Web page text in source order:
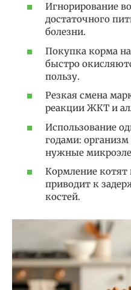
Игнорирование
достаточного
болезни.
Покупка корма на
быстро
пользу.
Резкая смена
реакции ЖКТ и
Использование
годами: организм
нужные
Кормление
приводит к
костей.